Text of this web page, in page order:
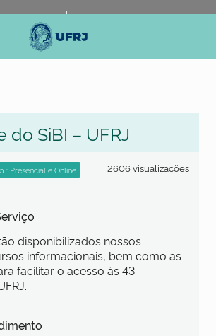
Brasileiro
do SiBI – UFRJ
2606 visualizações
disponibilizados nossos
informacionais, bem como as
facilitar o acesso às 43